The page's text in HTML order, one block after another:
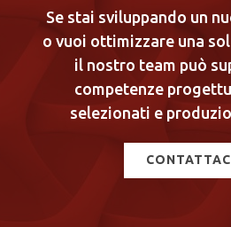
Se stai sviluppando un
o vuoi ottimizzare una
il nostro team può
competenze
selezionati e